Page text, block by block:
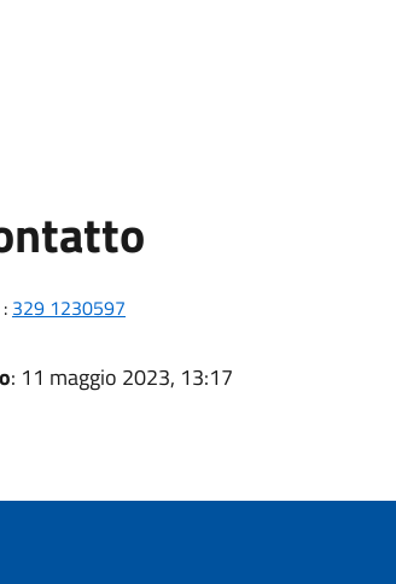
329 1230597
: 11 maggio 2023, 13:17